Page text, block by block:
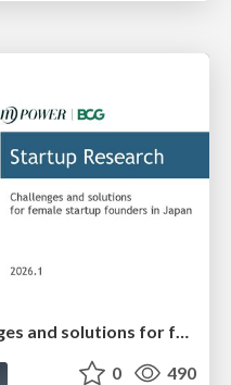
Startup Research : Challenges and solutions for female startup founders in Japan
0 490